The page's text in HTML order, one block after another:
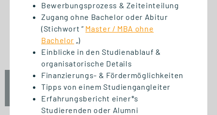
START STUDIENGANG
Unternehmensführung (MBA)
Fr., 25. September 2026
Bewerbungsprozess & Zeiteinteilung
Zugang ohne Bachelor oder Abitur
(Stichwort “ Master / MBA ohne
Bachelor „)
Einblicke in den Studienablauf &
organisatorische Details
Finanzierungs- & Fördermöglichkeiten
Tipps von einem Studiengangleiter
Erfahrungsbericht einer*s
Studierenden oder Alumni